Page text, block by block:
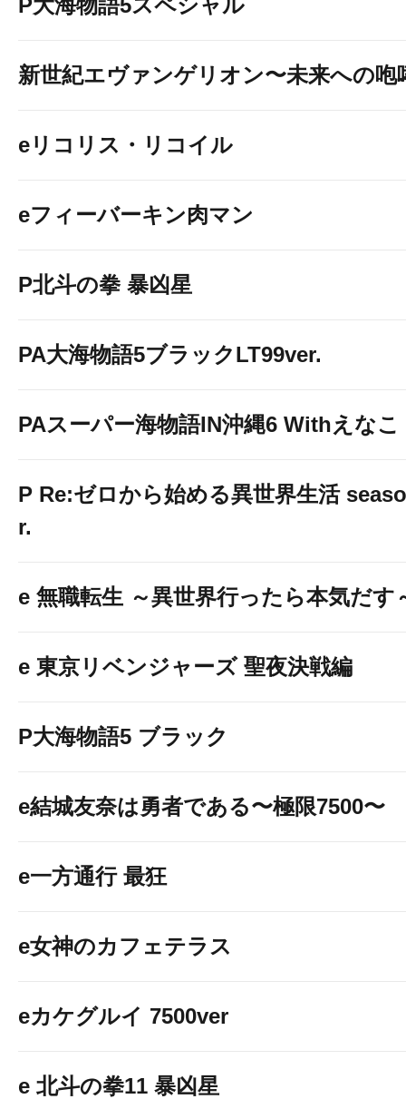
P大海物語5スペシャル
新世紀エヴァンゲリオン〜未来への咆
eリコリス・リコイル
eフィーバーキン肉マン
P北斗の拳 暴凶星
PA大海物語5ブラックLT99ver.
PAスーパー海物語IN沖縄6 Withえなこ
P Re:ゼロから始める異世界生活
r.
e 無職転生 ～異世界行ったら本気だす
e 東京リベンジャーズ 聖夜決戦編
P大海物語5 ブラック
e結城友奈は勇者である〜極限7500〜
e一方通行 最狂
e女神のカフェテラス
eカケグルイ 7500ver
e 北斗の拳11 暴凶星